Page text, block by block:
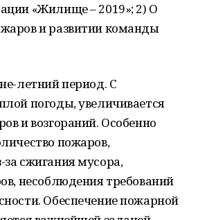
«Жилище – 2019»; 2) О
и развитии команды
летний период. С
погоды, увеличивается
и возгораний. Особенно
пожаров,
сжигания мусора,
несоблюдения требований
Обеспечение пожарной